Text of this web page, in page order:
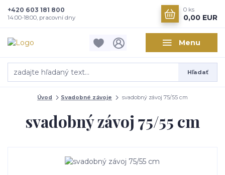
Menu
Hľadať
+420 603 181 800
14:00-18:00, pracovní dny
0 ks
0,00 EUR
Úvod Svadobné závoje svadobný závoj 75/55 cm
svadobný závoj 75/55 cm